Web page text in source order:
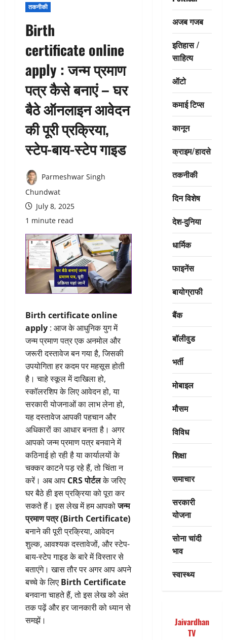
तकनीकी
Birth
certificate online
apply : जन्म प्रमाण
पत्र कैसे बनाएं – घर
बैठे ऑनलाइन आवेदन
की पूरी प्रक्रिया,
स्टेप-बाय-स्टेप गाइड
Parmeshwar Singh
Chundwat
July 8, 2025
1 minute read
Birth certificateonline
apply : आज के आधुनिक युग में
जन्म प्रमाण पत्र एक अनमोल और
जरूरी दस्तावेज बन गया है, जिसकी
उपयोगिता हर कदम पर महसूस होती
है। चाहे स्कूल में दाखिला हो,
स्कॉलरशिप के लिए आवेदन हो, या
सरकारी योजनाओं का लाभ लेना हो,
यह दस्तावेज आपकी पहचान और
अधिकारों का आधार बनता है। अगर
आपको जन्म प्रमाण पत्र बनवाने में
कठिनाई हो रही है या कार्यालयों के
चक्कर काटने पड़ रहे हैं, तो चिंता न
करें। अब आप CRS पोर्टलके जरिए
घर बैठे ही इस प्रक्रिया को पूरा कर
सकते हैं। इस लेख में हम आपकोजन्म
प्रमाण पत्र (Birth Certificate)
बनाने की पूरी प्रक्रिया, आवेदन
शुल्क, आवश्यक दस्तावेजों, और स्टेप-
बाय-स्टेप गाइड के बारे में विस्तार से
बताएंगे। खास तौर पर अगर आप अपने
बच्चे के लिए Birth Certificate
बनवाना चाहते हैं, तो इस लेख को अंत
तक पढ़ें और हर जानकारी को ध्यान से
समझें।
अजब गजब
इतिहास /
साहित्य
ऑटो
कमाई टिप्स
कानून
क्राइम/हादसे
तकनीकी
दिन विशेष
देश-दुनिया
धार्मिक
फाइनेंस
बायोग्राफी
बैंक
बॉलीवुड
भर्ती
मोबाइल
मौसम
विविध
शिक्षा
समाचार
सरकारी
योजना
सोना चांदी
भाव
स्वास्थ्य
Jaivardhan
TV